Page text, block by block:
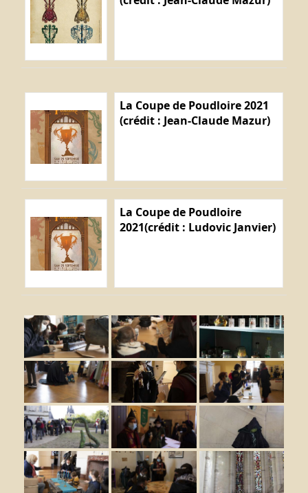
La Coupe de Poudloire 2021
(crédit : Jean-Claude Mazur)
La Coupe de Poudloire
2021(crédit : Ludovic Janvier)